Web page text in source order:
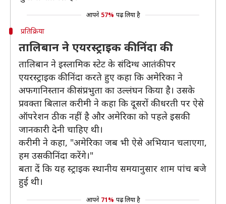
आपने 57% पढ़ लिया है
प्रतिक्रिया
तालिबान ने एयरस्ट्राइक की निंदा की
तालिबान ने इस्लामिक स्टेट के संदिग्ध आतंकी पर
एयरस्ट्राइक की निंदा करते हुए कहा कि अमेरिका ने
अफगानिस्तान की संप्रभुता का उल्लंघन किया है। उसके
प्रवक्ता बिलाल करीमी ने कहा कि दूसरों की धरती पर ऐसे
ऑपरेशन ठीक नहीं है और अमेरिका को पहले इसकी
जानकारी देनी चाहिए थी।
करीमी ने कहा, "अमेरिका जब भी ऐसे अभियान चलाएगा,
हम उसकी निंदा करेंगे।"
बता दें कि यह स्ट्राइक स्थानीय समयानुसार शाम पांच बजे
हुई थी।
आपने 71% पढ़ लिया है